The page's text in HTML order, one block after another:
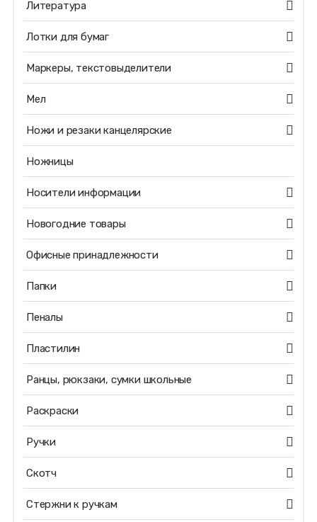
Литература
Лотки для бумаг
Маркеры, текстовыделители
Мел
Ножи и резаки канцелярские
Ножницы
Носители информации
Новогодние товары
Офисные принадлежности
Папки
Пеналы
Пластилин
Ранцы, рюкзаки, сумки школьные
Раскраски
Ручки
Скотч
Стержни к ручкам